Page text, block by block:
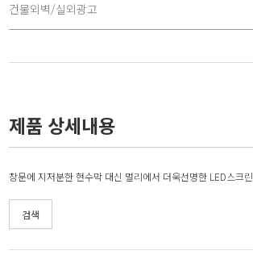
건물외벽/실외광고
제품 상세내용
창문에 지저분한 현수막 대신 멀리에서 더욱선명한 LED스크린
검색